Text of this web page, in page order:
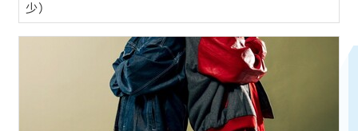
少）